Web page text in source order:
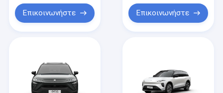
Βίντεο
Επικοινωνήστε Επικοινωνήστε